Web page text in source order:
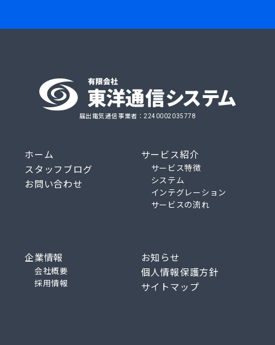
届出電気通信事業者：2240002035778
ホーム
スタッフブログ
お問い合わせ
サービス紹介
サービス特徴
システム
インテグレーション
サービスの流れ
企業情報
会社概要
採用情報
お知らせ
個人情報保護方針
サイトマップ